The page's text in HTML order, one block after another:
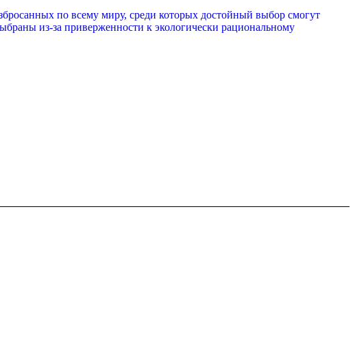
по всему миру, среди которых достойный выбор смогут
из-за приверженности к экологически рациональному